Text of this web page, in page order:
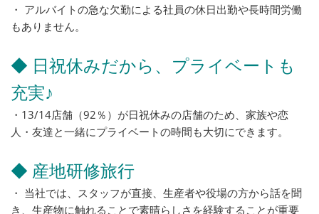
・ アルバイトの急な欠勤による社員の休日出勤や長時間労働
もありません。
◆ 日祝休みだから、プライベートも
充実♪
・13/14店舗（92％）が日祝休みの店舗のため、家族や恋
人・友達と一緒にプライベートの時間も大切にできます。
◆ 産地研修旅行
・ 当社では、スタッフが直接、生産者や役場の方から話を聞
き、生産物に触れることで素晴らしさを経験することが重要